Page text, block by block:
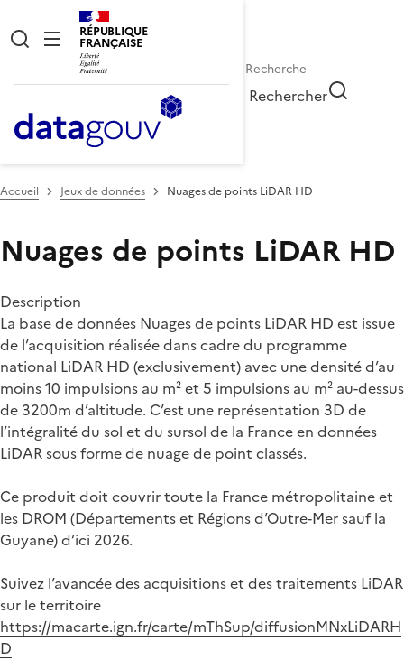
RÉPUBLIQUE
FRANÇAISE
Rechercher
Accueil Jeux de données Nuages de points LiDAR HD
Nuages de points LiDAR HD
Description
La base de données Nuages de points LiDAR HD est issue
de l’acquisition réalisée dans cadre du programme
national LiDAR HD (exclusivement) avec une densité d’au
moins 10 impulsions au m² et 5 impulsions au m² au-dessus
de 3200m d’altitude. C’est une représentation 3D de
l’intégralité du sol et du sursol de la France en données
LiDAR sous forme de nuage de point classés.
Ce produit doit couvrir toute la France métropolitaine et
les DROM (Départements et Régions d’Outre-Mer sauf la
Guyane) d’ici 2026.
Suivez l’avancée des acquisitions et des traitements LiDAR
sur le territoire
https://macarte.ign.fr/carte/mThSup/diffusionMNxLiDARH
D